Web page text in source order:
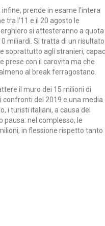
infine, prende in esame l’intera
tra l’11 e il 20 agosto le
si attesteranno a quota
miliardi. Si tratta di un risultato
soprattutto agli stranieri,
prese con il carovita ma che
al break ferragostano.
il muro dei 15 milioni di
confronti del 2019 e una media
i turisti italiani, a causa del
pausa: nel complesso, le
in flessione rispetto tanto